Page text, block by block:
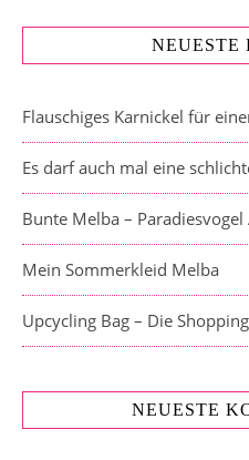
NEUESTE
Flauschiges Karnickel für
Es darf auch mal eine
Bunte Melba – Paradiesvogel
Mein Sommerkleid Melba
Upcycling Bag – Die
NEUESTE